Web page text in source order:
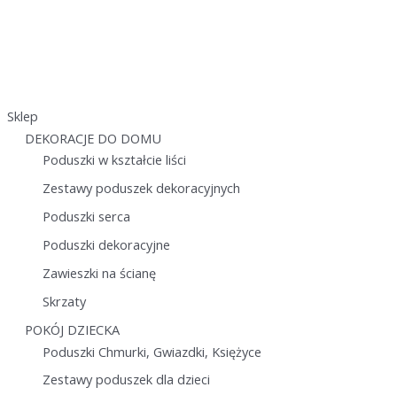
Sklep
DEKORACJE DO DOMU
Poduszki w kształcie liści
Zestawy poduszek dekoracyjnych
Poduszki serca
Poduszki dekoracyjne
Zawieszki na ścianę
Skrzaty
POKÓJ DZIECKA
Poduszki Chmurki, Gwiazdki, Księżyce
Zestawy poduszek dla dzieci